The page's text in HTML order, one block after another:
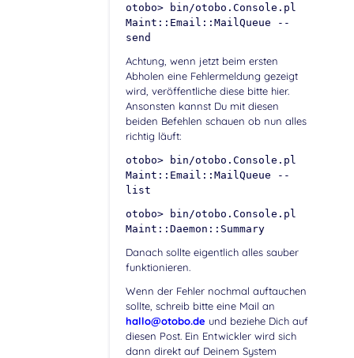
otobo> bin/otobo.Console.pl
Maint::Email::MailQueue --
send
Achtung, wenn jetzt beim ersten
Abholen eine Fehlermeldung gezeigt
wird, veröffentliche diese bitte hier.
Ansonsten kannst Du mit diesen
beiden Befehlen schauen ob nun alles
richtig läuft:
otobo> bin/otobo.Console.pl
Maint::Email::MailQueue --
list
otobo> bin/otobo.Console.pl
Maint::Daemon::Summary
Danach sollte eigentlich alles sauber
funktionieren.
Wenn der Fehler nochmal auftauchen
sollte, schreib bitte eine Mail an
hallo@otobo.de und beziehe Dich auf
diesen Post. Ein Entwickler wird sich
dann direkt auf Deinem System